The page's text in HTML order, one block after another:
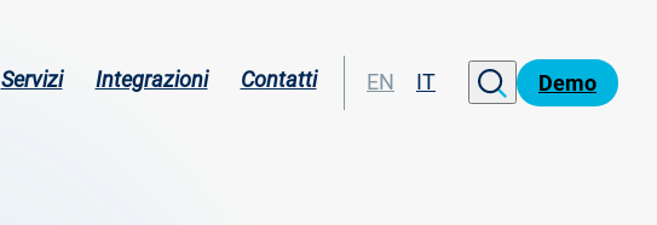
Servizi Integrazioni Contatti EN IT Demo